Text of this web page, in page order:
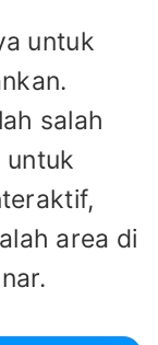
untuk
salah
untuk
area di